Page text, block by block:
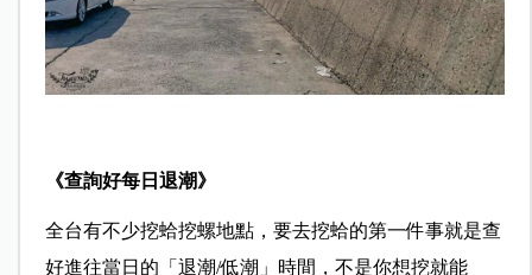
《查詢好每日退潮》
全台有不少挖蛤挖螺地點，要去挖蛤的第一件事就是查
好進往當日的「退潮/低潮」時間，不是你想挖就能